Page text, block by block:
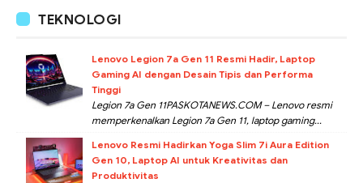
TEKNOLOGI
Lenovo Legion 7a Gen 11 Resmi Hadir, Laptop
Gaming AI dengan Desain Tipis dan Performa
Tinggi
Legion 7a Gen 11PASKOTANEWS.COM – Lenovo resmi
memperkenalkan Legion 7a Gen 11, laptop gaming...
Lenovo Resmi Hadirkan Yoga Slim 7i Aura Edition
Gen 10, Laptop AI untuk Kreativitas dan
Produktivitas